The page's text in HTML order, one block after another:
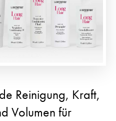
Reinigung, Kraft,
Volumen für